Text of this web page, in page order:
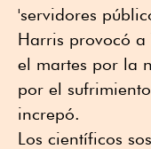
'servidores
Harris provocó a
el martes por la
por el
increpó.
Los científicos